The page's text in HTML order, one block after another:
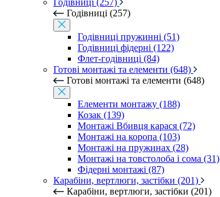
Годівниці (257)
Годівниці (257)
Годівниці пружинні (51)
Годівниці фідерні (122)
Флет-годівниці (84)
Готові монтажі та елементи (648)
Готові монтажі та елементи (648)
Елементи монтажу (188)
Козак (139)
Монтажі Вбивця карася (72)
Монтажі на коропа (103)
Монтажі на пружинах (28)
Монтажі на товстолоба і сома (31)
Фідерні монтажі (87)
Карабіни, вертлюги, застібки (201)
Карабіни, вертлюги, застібки (201)